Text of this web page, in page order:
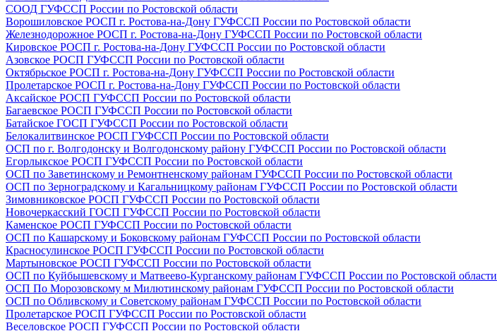
СООД ГУФССП России по Ростовской области
Ворошиловское РОСП г. Ростова-на-Дону ГУФССП России по Ростовской области
Железнодорожное РОСП г. Ростова-на-Дону ГУФССП России по Ростовской области
Кировское РОСП г. Ростова-на-Дону ГУФССП России по Ростовской области
Азовское РОСП ГУФССП России по Ростовской области
Октябрьское РОСП г. Ростова-на-Дону ГУФССП России по Ростовской области
Пролетарское РОСП г. Ростова-на-Дону ГУФССП России по Ростовской области
Аксайское РОСП ГУФССП России по Ростовской области
Багаевское РОСП ГУФССП России по Ростовской области
Батайское ГОСП ГУФССП России по Ростовской области
Белокалитвинское РОСП ГУФССП России по Ростовской области
ОСП по г. Волгодонску и Волгодонскому району ГУФССП России по Ростовской области
Егорлыкское РОСП ГУФССП России по Ростовской области
ОСП по Заветинскому и Ремонтненскому районам ГУФССП России по Ростовской области
ОСП по Зерноградскому и Кагальницкому районам ГУФССП России по Ростовской области
Зимовниковское РОСП ГУФССП России по Ростовской области
Новочеркасский ГОСП ГУФССП России по Ростовской области
Каменское РОСП ГУФССП России по Ростовской области
ОСП по Кашарскому и Боковскому районам ГУФССП России по Ростовской области
Красносулинское РОСП ГУФССП России по Ростовской области
Мартыновское РОСП ГУФССП России по Ростовской области
ОСП по Куйбышевскому и Матвеево-Курганскому районам ГУФССП России по Ростовской области
ОСП По Морозовскому м Милютинскому районам ГУФССП России по Ростовской области
ОСП по Обливскому и Советскому районам ГУФССП России по Ростовской области
Пролетарское РОСП ГУФССП России по Ростовской области
Веселовское РОСП ГУФССП России по Ростовской области